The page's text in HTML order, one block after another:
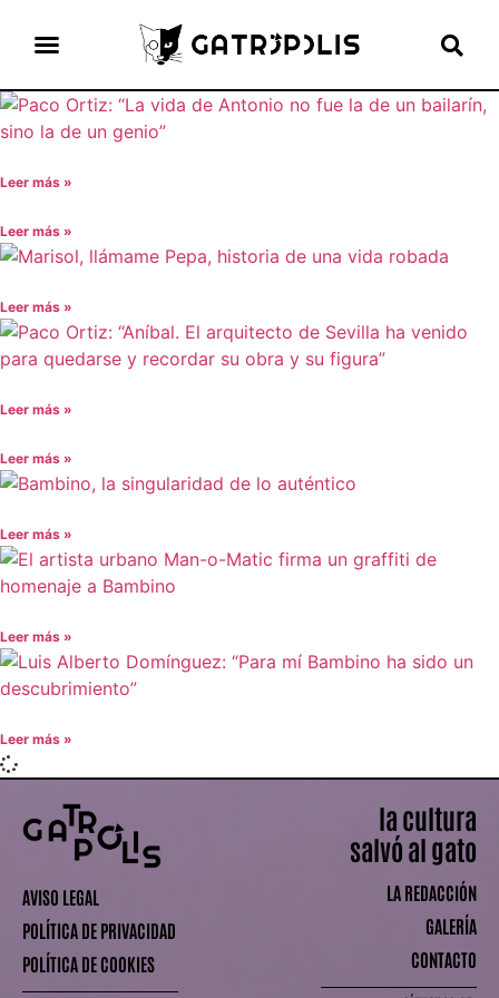
Leer más »
Leer más »
Leer más »
Leer más »
Leer más »
Leer más »
Leer más »
Leer más »
AVISO LEGAL
POLÍTICA DE PRIVACIDAD
POLÍTICA DE COOKIES
la cultura
salvó al gato
LA REDACCIÓN
GALERÍA
CONTACTO